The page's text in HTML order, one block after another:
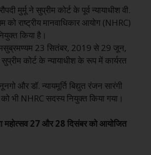
मुर्मू ने सुप्रीम कोर्ट के पूर्व न्यायाधीश वी.
को राष्ट्रीय मानवाधिकार आयोग (NHRC)
किया है।
23 सितंबर, 2019 से 29 जून,
कोर्ट के न्यायाधीश के रूप में कार्यरत
और डॉ. न्यायमूर्ति बिद्युत रंजन सारंगी
को भी NHRC सदस्य नियुक्त किया गया।
महोत्सव 27 और 28 दिसंबर को आयोजित